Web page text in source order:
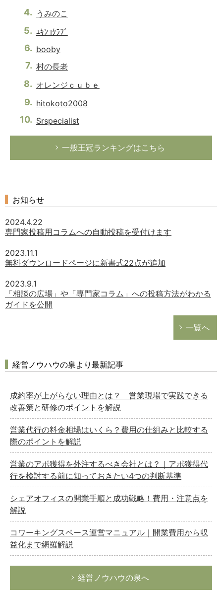
うみのこ
ﾕｷﾝｺｸﾗﾌﾞ
booby
村の長老
オレンジｃｕｂｅ
hitokoto2008
Srspecialist
一般王冠ランキングはこちら
お知らせ
2024.4.22
専門家投稿用コラムへの自動投稿を受付けます
2023.11.1
無料ダウンロードページに新書式22点が追加
2023.9.1
「相談の広場」や「専門家コラム」への投稿方法がわかる
ガイドを公開
一覧へ
経営ノウハウの泉より最新記事
成約率が上がらない理由とは？ 営業現場で実践できる
改善策と研修のポイントを解説
営業代行の料金相場はいくら？費用の仕組みと比較する
際のポイントを解説
営業のアポ獲得を外注するべき会社とは？｜アポ獲得代
行を検討する前に知っておきたい4つの判断基準
シェアオフィスの開業手順と成功戦略！費用・注意点を
解説
コワーキングスペース運営マニュアル｜開業費用から収
益化まで網羅解説
経営ノウハウの泉へ